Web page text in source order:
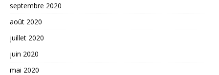
septembre 2020
août 2020
juillet 2020
juin 2020
mai 2020